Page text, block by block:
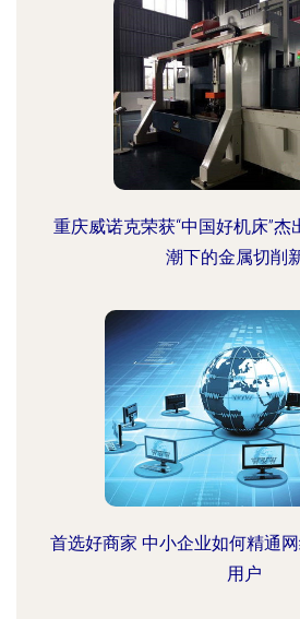
重庆威诺克荣获“中国好机床”杰
潮下的金属切削
首选好商家 中小企业如何精通
用户